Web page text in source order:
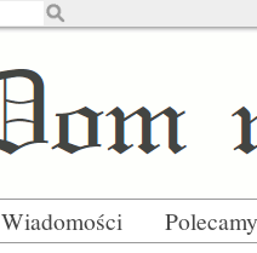
Wiadomości Polecamy